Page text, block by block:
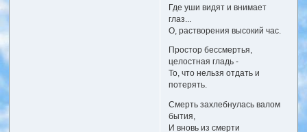
Где уши видят и внимает
глаз...
О, растворения высокий час.
Простор бессмертья,
целостная гладь -
То, что нельзя отдать и
потерять.
Смерть захлебнулась валом
бытия,
И вновь из смерти